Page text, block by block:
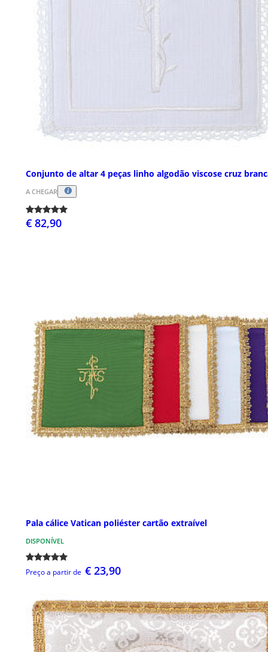
Conjunto de altar 4 peças linho algodão viscose cruz
A CHEGAR
€ 82,90
Pala cálice Vatican poliéster cartão extraível
DISPONÍVEL
Preço a partir de € 23,90